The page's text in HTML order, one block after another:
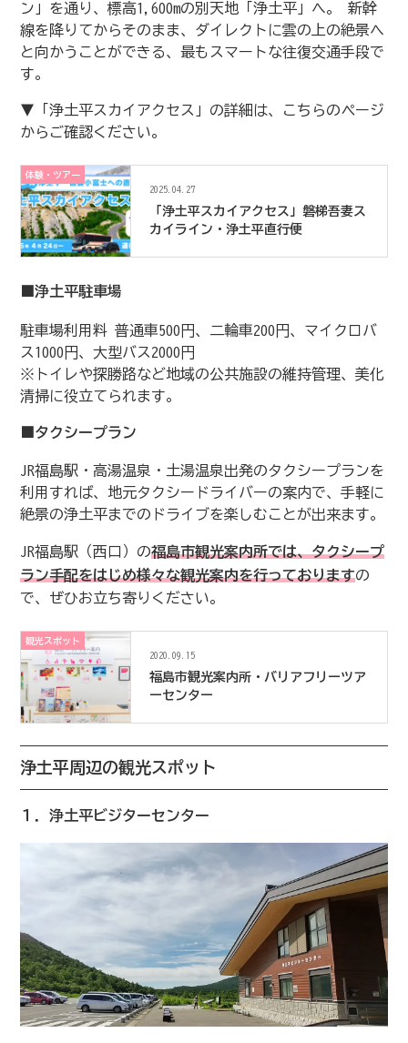
ン」を通り、標高1,600mの別天地「浄土平」へ。 新幹
線を降りてからそのまま、ダイレクトに雲の上の絶景へ
と向かうことができる、最もスマートな往復交通手段で
す。
▼「浄土平スカイアクセス」の詳細は、こちらのページ
からご確認ください。
体験・ツアー
2025.04.27
「浄土平スカイアクセス」磐梯吾妻ス
カイライン・浄土平直行便
■浄土平駐車場
駐車場利用料 普通車500円、二輪車200円、マイクロバ
ス1000円、大型バス2000円
※トイレや探勝路など地域の公共施設の維持管理、美化
清掃に役立てられます。
■タクシープラン
JR福島駅・高湯温泉・土湯温泉出発のタクシープランを
利用すれば、地元タクシードライバーの案内で、手軽に
絶景の浄土平までのドライブを楽しむことが出来ます。
JR福島駅（西口）の福島市観光案内所では、タクシープ
ラン手配をはじめ様々な観光案内を行っておりますの
で、ぜひお立ち寄りください。
観光スポット
2020.09.15
福島市観光案内所・バリアフリーツア
ーセンター
浄土平周辺の観光スポット
１．浄土平ビジターセンター